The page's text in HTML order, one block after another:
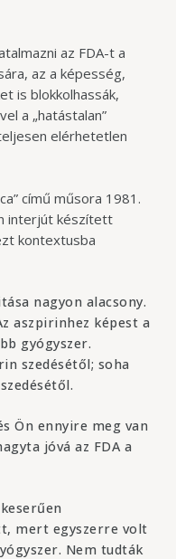
az FDA-t a
az a képesség,
is blokkolhassák,
a „hatástalan”
elérhetetlen
című műsora 1981.
interjút készített
kontextusba
nagyon alacsony.
aszpirinhez képest a
gyógyszer.
szedésétől; soha
Ön ennyire meg van
jóvá az FDA a
mert egyszerre volt
Nem tudták